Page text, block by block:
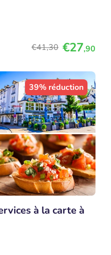
€41,30 €27,90
39% réduction
à la carte à